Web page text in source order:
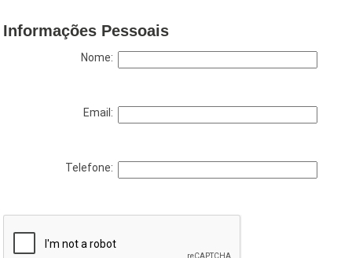
Informações Pessoais
Nome:
Email:
Telefone: